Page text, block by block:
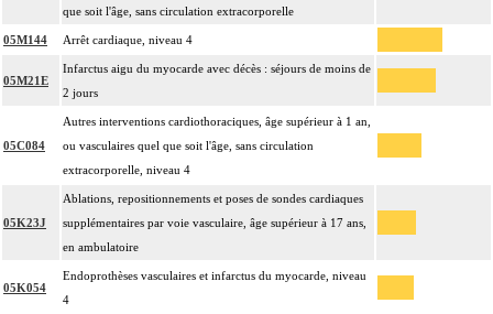
que soit l'âge, sans circulation extracorporelle
05M144 Arrêt cardiaque, niveau 4
05M21E
Infarctus aigu du myocarde avec décès : séjours de moins de
2 jours
05C084
Autres interventions cardiothoraciques, âge supérieur à 1 an,
ou vasculaires quel que soit l'âge, sans circulation
extracorporelle, niveau 4
05K23J
Ablations, repositionnements et poses de sondes cardiaques
supplémentaires par voie vasculaire, âge supérieur à 17 ans,
en ambulatoire
05K054
Endoprothèses vasculaires et infarctus du myocarde, niveau
4